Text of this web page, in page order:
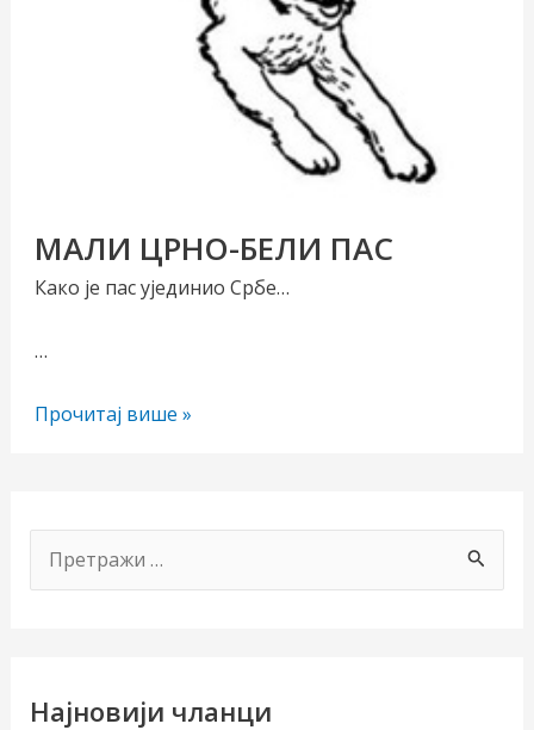
МАЛИ ЦРНО-БЕЛИ ПАС
Како је пас ујединио Србе…
…
МАЛИ
Прочитај више »
р
рНајновији чланци